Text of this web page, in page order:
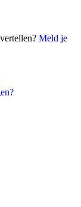
Meld je